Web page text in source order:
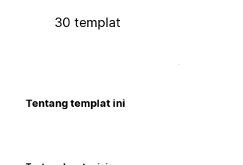
30 templat
Tentang templat ini